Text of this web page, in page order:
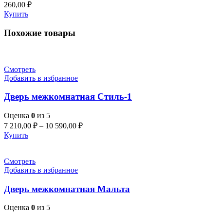
260,00 ₽
Купить
Похожие товары
Смотреть
Добавить в избранное
Дверь межкомнатная Стиль-1
Оценка 0 из 5
7 210,00 ₽ – 10 590,00 ₽
Купить
Смотреть
Добавить в избранное
Дверь межкомнатная Мальта
Оценка 0 из 5